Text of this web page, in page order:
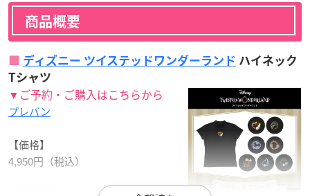
商品概要
ディズニー ツイステッドワンダーランド ハイネック
Tシャツ
▼ご予約・ご購入はこちらから
プレバン
【価格】
4,950円（税込）